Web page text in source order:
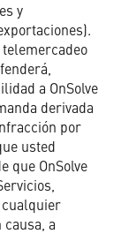
y
a OnSolve
derivada
por
usted
que OnSolve
cualquier
a